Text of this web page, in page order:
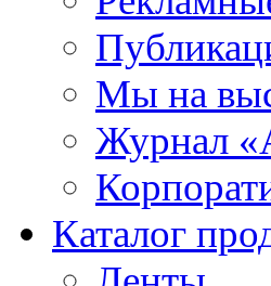
Мы на
Журнал
Каталог